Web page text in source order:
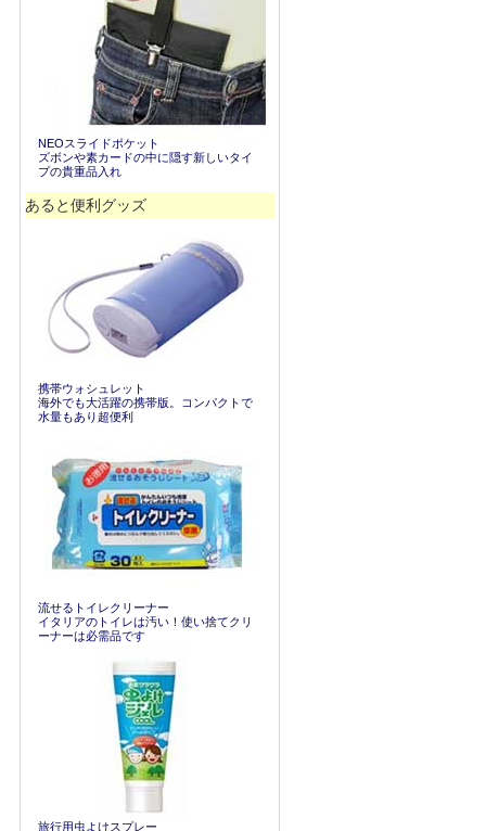
NEOスライドポケット
ズボンや素カードの中に隠す新しいタイ
プの貴重品入れ
あると便利グッズ
携帯ウォシュレット
海外でも大活躍の携帯版。コンパクトで
水量もあり超便利
流せるトイレクリーナー
イタリアのトイレは汚い！使い捨てクリ
ーナーは必需品です
旅行用虫よけスプレー